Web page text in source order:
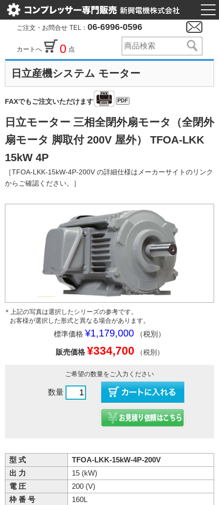
ご注文・お問合せ TEL： 06-6996-0596
カートへ 0 点
日立産機システム モーター
FAXでもご注文いただけます PDF
日立モーター 三相全閉外扇モータ（全閉外
扇モータ 脚取付 200V 屋外） TFOA-LKK
15kW 4P
［TFOA-LKK-15kW-4P-200V の詳細仕様はメーカーサイトのリンク
からご確認ください。］
＊上記の写真は選択したシリーズの参考です。
お客様が選択した形式と異なる場合があります。
標準価格 ¥1,179,000 （税別）
販売価格 ¥334,700 （税別）
ご希望の数量をご入力ください
数量
型 式
TFOA-LKK-15kW-4P-200V
出 力
15 (kW)
電 圧
200 (V)
枠 番 号
160L